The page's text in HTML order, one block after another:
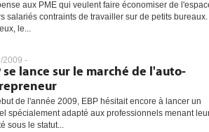
aux PME qui veulent faire économiser de
salariés contraints de travailler sur de petits bureaux.
le...
2009 -
se lance sur le marché de l'auto-
de l'année 2009, EBP hésitait encore à lancer un
spécialement adapté aux professionnels menant
sous le statut...